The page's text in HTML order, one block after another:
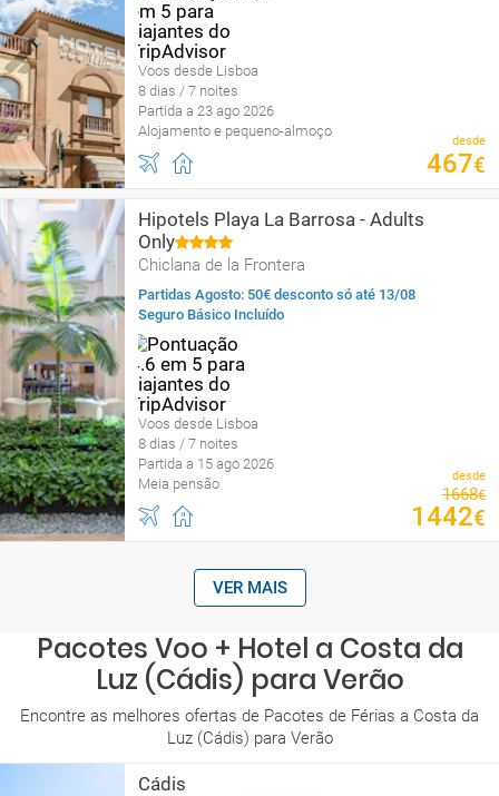
Voos desde Lisboa
8 dias / 7 noites
Partida a 23 ago 2026
Alojamento e pequeno-almoço
desde
467€
Hipotels Playa La Barrosa - Adults
Only
Chiclana de la Frontera
Partidas Agosto: 50€ desconto só até 13/08
Seguro Básico Incluído
Voos desde Lisboa
8 dias / 7 noites
Partida a 15 ago 2026
Meia pensão
desde
1668€
1442€
VER MAIS
Pacotes Voo + Hotel a Costa da
Luz (Cádis) para Verão
Encontre as melhores ofertas de Pacotes de Férias a Costa da
Luz (Cádis) para Verão
Cádis